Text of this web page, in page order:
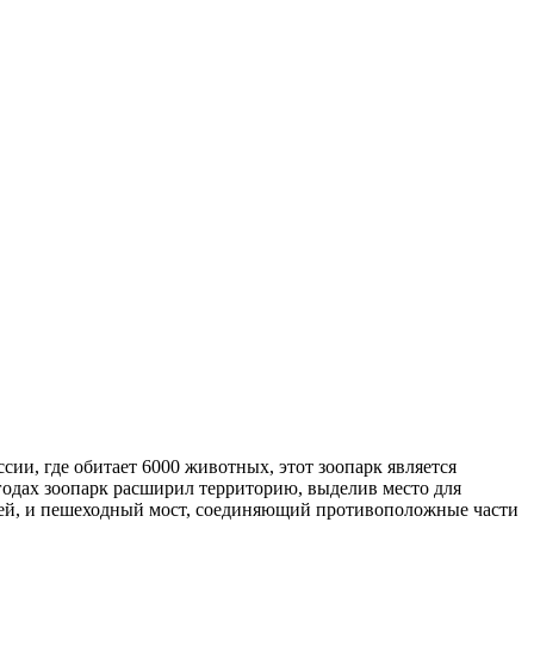
где обитает 6000 животных, этот зоопарк является
зоопарк расширил территорию, выделив место для
и пешеходный мост, соединяющий противоположные части